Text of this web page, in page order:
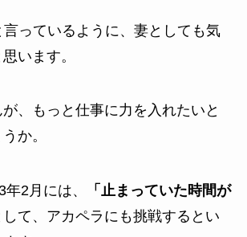
言っているように、妻としても気
います。
、もっと仕事に力を入れたいと
か。
2月には、
「止まっていた時間が
して、アカペラにも挑戦するとい